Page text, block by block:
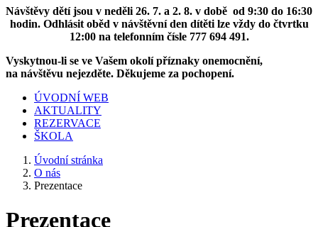
Návštěvy dětí jsou v neděli 26. 7. a 2. 8. v době od 9:30 do 16:30
hodin. Odhlásit oběd v návštěvní den dítěti lze vždy do čtvrtku
12:00 na telefonním čísle 777 694 491.
Vyskytnou-li se ve Vašem okolí příznaky onemocnění,
na návštěvu nejezděte. Děkujeme za pochopení.
ÚVODNÍ WEB
AKTUALITY
REZERVACE
ŠKOLA
Úvodní stránka
O nás
Prezentace
Prezentace